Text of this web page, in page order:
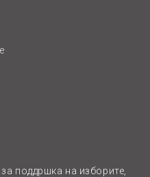
поддршка на изборите,